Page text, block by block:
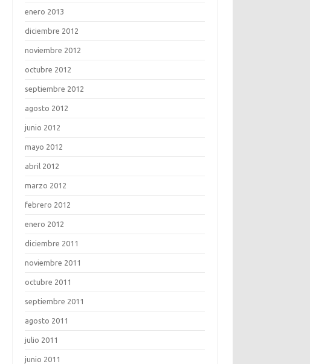
enero 2013
diciembre 2012
noviembre 2012
octubre 2012
septiembre 2012
agosto 2012
junio 2012
mayo 2012
abril 2012
marzo 2012
febrero 2012
enero 2012
diciembre 2011
noviembre 2011
octubre 2011
septiembre 2011
agosto 2011
julio 2011
junio 2011